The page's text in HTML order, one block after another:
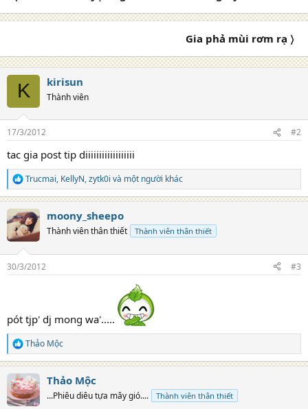
o
Gia phả mùi rơm rạ 〉
K kirisun
Thành viên
17/3/2012 #2
tac gia post tip diiiiiiiiiiiiiiiiii
R
e
c
t
i
s
Trucmai, KellyN,zytk0i và một người khác
moony_sheepo
Thành viên thân thiết Thành viên thân thiết
30/3/2012 #3
pót tjp' dj mong wa'.....
R
e
a
c
t
i
Thảo Mộc
Thảo Mộc
...Phiêu diêu tựa mây gió.... Thành viên thân thiết